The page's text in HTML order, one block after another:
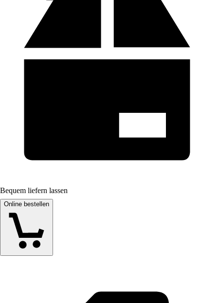
Bequem liefern lassen
Online bestellen